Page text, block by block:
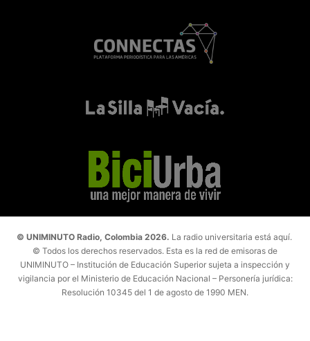
© UNIMINUTO Radio, Colombia 2026. La radio universitaria está aquí.
© Todos los derechos reservados. Esta es la red de emisoras de
UNIMINUTO – Institución de Educación Superior sujeta a inspección y
vigilancia por el Ministerio de Educación Nacional – Personería jurídica:
Resolución 10345 del 1 de agosto de 1990 MEN.